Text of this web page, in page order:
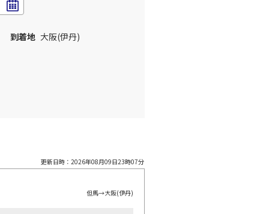
到着地 大阪(伊丹)
更新日時： 2026年08月09日23時07分
但馬→大阪(伊丹)